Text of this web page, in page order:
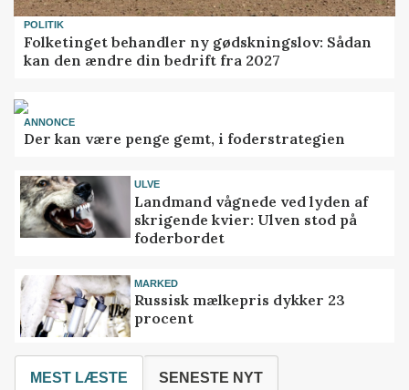
POLITIK
Folketinget behandler ny gødskningslov: Sådan
kan den ændre din bedrift fra 2027
ANNONCE
Der kan være penge gemt, i foderstrategien
ULVE
Landmand vågnede ved lyden af
skrigende kvier: Ulven stod på
foderbordet
MARKED
Russisk mælkepris dykker 23
procent
MEST LÆSTE SENESTE NYT